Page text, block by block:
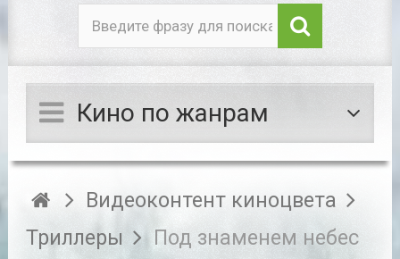
Кино по жанрам
Видеоконтент киноцвета
Триллеры
Под знаменем небес